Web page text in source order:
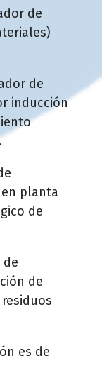
de
de
inducción
planta
de
de
es de